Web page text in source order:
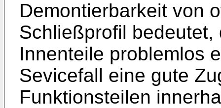
Demontierbarkeit von
Schließprofil
Innenteile problemlos
Sevicefall eine gute
Funktionsteilen